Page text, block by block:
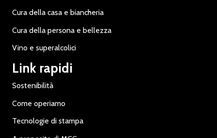
Cura della casa e biancheria
Cura della persona e bellezza
Vino e superalcolici
Link rapidi
Sostenibilità
Come operiamo
Tecnologie di stampa